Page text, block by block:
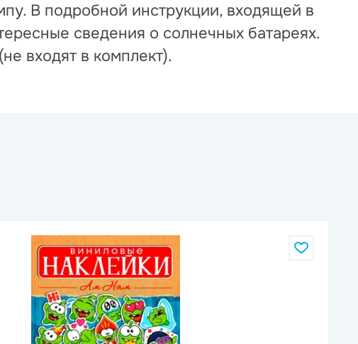
В подробной инструкции, входящей в
сведения о солнечных батареях.
входят в комплект).